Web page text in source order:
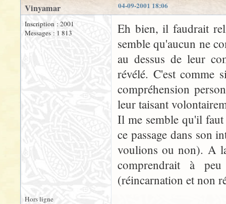
04-09-2001 18:06
Vinyamar
Inscription : 2001
Messages : 1 813
Eh bien, il faudrait
semble qu'aucun ne
au dessus de leur
révélé. C'est comme
compréhension
leur taisant
Il me semble qu'il
ce passage dans son
voulions ou non). A
comprendrait à
(réincarnation et non
Hors ligne